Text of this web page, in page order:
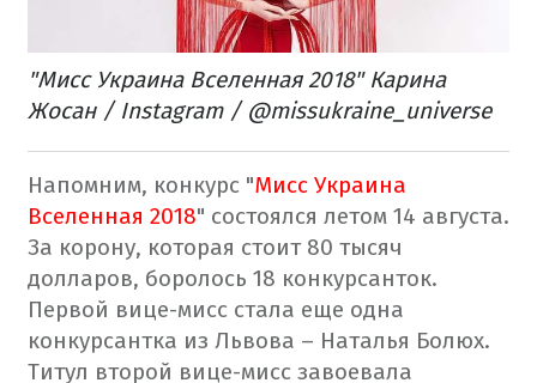
"Мисс Украина Вселенная 2018" Карина
Жосан / Instagram / @missukraine_universe
Напомним, конкурс "Мисс Украина
Вселенная 2018" состоялся летом 14 августа.
За корону, которая стоит 80 тысяч
долларов, боролось 18 конкурсанток.
Первой вице-мисс стала еще одна
конкурсантка из Львова – Наталья Болюх.
Титул второй вице-мисс завоевала